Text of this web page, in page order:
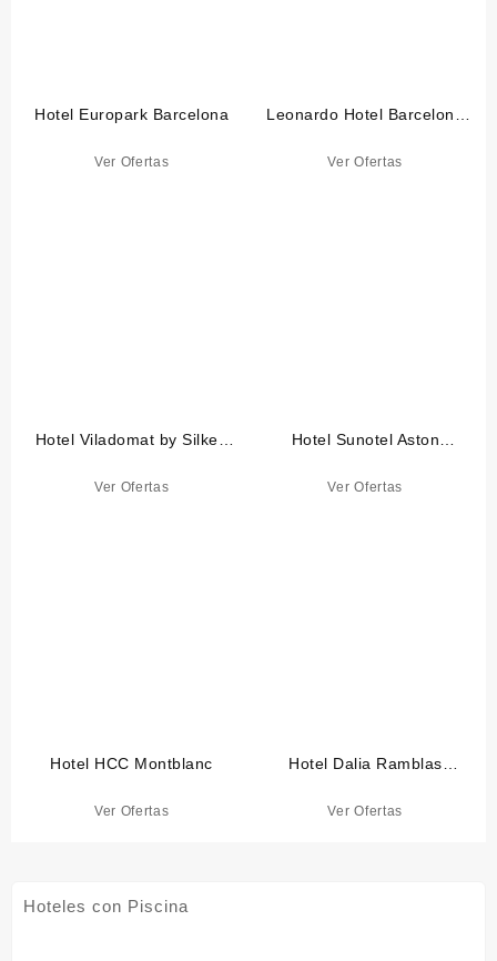
Hotel Europark Barcelona
Ver Ofertas
Leonardo Hotel Barcelona
Ver Ofertas
Hotel Viladomat by Silken
Ver Ofertas
Hotel Sunotel Aston
Ver Ofertas
Hotel HCC Montblanc
Ver Ofertas
Hotel Dalia Ramblas
Ver Ofertas
Hoteles con Piscina